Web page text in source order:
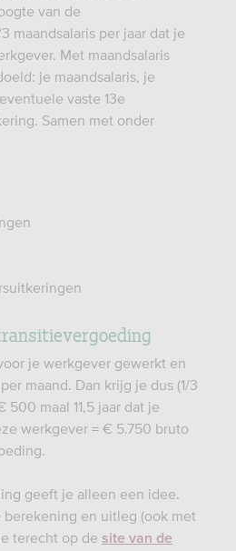
van de
maandsalaris per jaar dat je
Met maandsalaris
je maandsalaris, je
vaste 13e
Samen met onder
je werkgever gewerkt en
maand. Dan krijg je dus (1/3
500 maal 11,5 jaar dat je
werkgever = € 5.750 bruto
geeft je alleen een idee.
en uitleg (ook met
terecht op de site van de